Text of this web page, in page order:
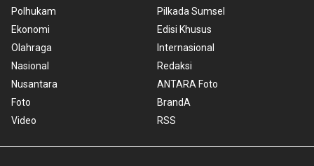
Polhukam
Ekonomi
Olahraga
Nasional
Nusantara
Foto
Video
Pilkada Sumsel
Edisi Khusus
Internasional
Redaksi
ANTARA Foto
BrandA
RSS